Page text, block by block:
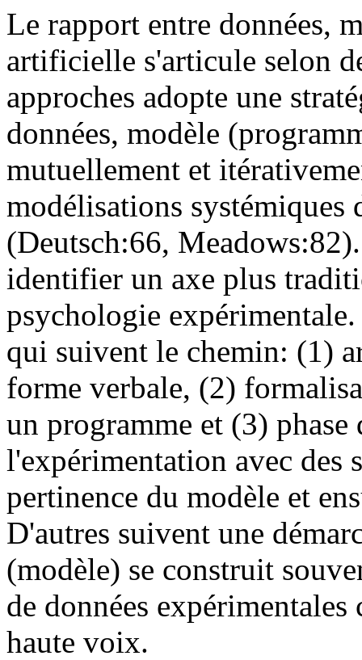
Le rapport entre données,
artificielle s'articule selon
approches adopte une
données, modèle
mutuellement et
modélisations
(Deutsch:66,
identifier un axe plus
psychologie
qui suivent le chemin: (1)
forme verbale, (2)
un programme et (3) phase
l'expérimentation avec des
pertinence du modèle et
D'autres suivent une
(modèle) se construit
de données
haute voix.